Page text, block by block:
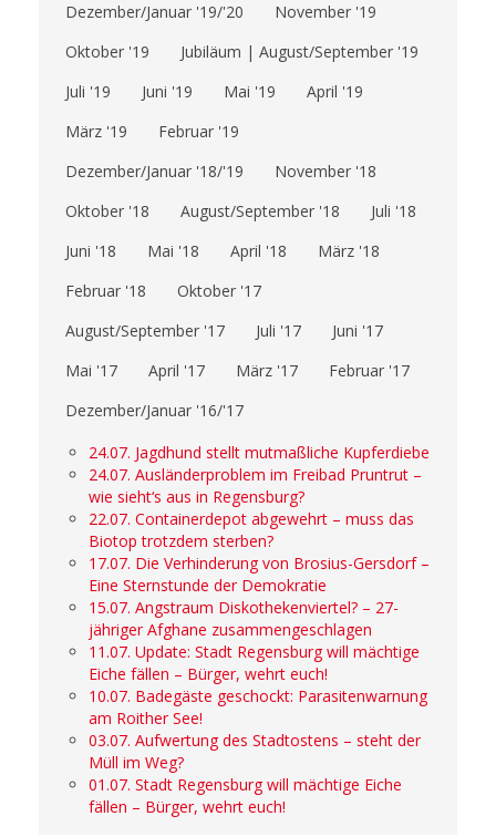
Dezember/Januar '19/'20
November '19
Oktober '19
Jubiläum | August/September '19
Juli '19
Juni '19 Mai '19
April '19
März '19
Februar '19
Dezember/Januar '18/'19
November '18
Oktober '18
August/September '18
Juli '18
Juni '18
Mai '18 April '18
März '18
Februar '18
Oktober '17
August/September '17
Juli '17
Juni '17
Mai '17
April '17 März '17
Februar '17
Dezember/Januar '16/'17
24.07. Jagdhund stellt mutmaßliche Kupferdiebe
24.07. Ausländerproblem im Freibad Pruntrut –
wie sieht‘s aus in Regensburg?
22.07. Containerdepot abgewehrt – muss das
Biotop trotzdem sterben?
17.07. Die Verhinderung von Brosius-Gersdorf –
Eine Sternstunde der Demokratie
15.07. Angstraum Diskothekenviertel? – 27-
jähriger Afghane zusammengeschlagen
11.07. Update: Stadt Regensburg will mächtige
Eiche fällen – Bürger, wehrt euch!
10.07. Badegäste geschockt: Parasitenwarnung
am Roither See!
03.07. Aufwertung des Stadtostens – steht der
Müll im Weg?
01.07. Stadt Regensburg will mächtige Eiche
fällen – Bürger, wehrt euch!